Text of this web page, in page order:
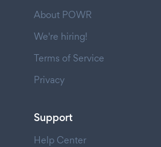
About POWR
We're hiring!
Terms of Service
Privacy
Support
Help Center